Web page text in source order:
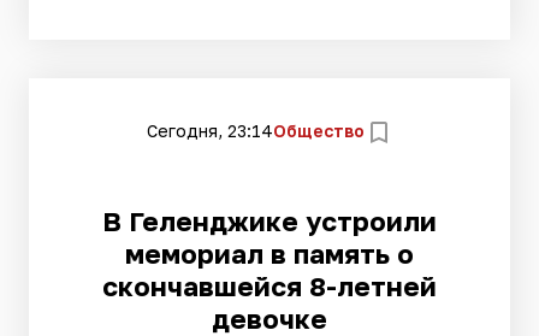
Сегодня, 23:14Общество
В Геленджике устроили
мемориал в память о
скончавшейся 8-летней
девочке